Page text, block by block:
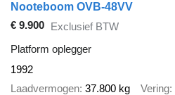
Nooteboom OVB-48VV
€ 9.900 Exclusief BTW
Platform oplegger
1992
Laadvermogen 37.800 kg Vering